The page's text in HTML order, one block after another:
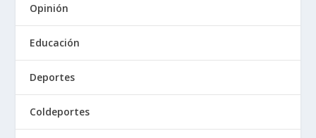
Opinión
Educación
Deportes
Coldeportes